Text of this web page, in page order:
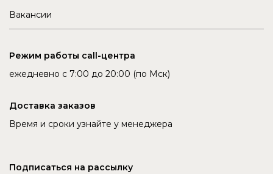
Вакансии
Режим работы call-центра
ежедневно с 7:00 до 20:00 (по Мск)
Доставка заказов
Время и сроки узнайте у менеджера
Подписаться на рассылку